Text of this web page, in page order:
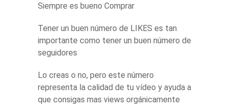
Siempre es bueno Comprar
Tener un buen número de LIKES es tan
importante como tener un buen número de
seguidores
Lo creas o no, pero este número
representa la calidad de tu vídeo y ayuda a
que consigas mas views orgánicamente